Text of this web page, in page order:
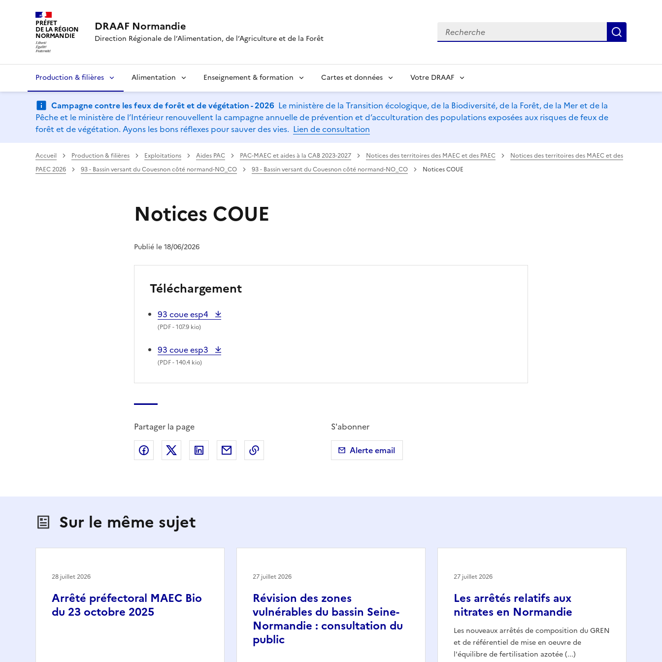
PRÉFET
DE LA RÉGION
NORMANDIE
DRAAF Normandie
Direction Régionale de l’Alimentation, de l’Agriculture et de la Forêt
Recherche
Production & filières Alimentation Enseignement & formation Cartes et données Votre DRAAF
Campagne contre les feux de forêt et de végétation - 2026 Le ministère de la Transition écologique, de la Biodiversité, de la Forêt, de la Mer et de la
Pêche et le ministère de l’Intérieur renouvellent la campagne annuelle de prévention et d’acculturation des populations exposées aux risques de feux de
forêt et de végétation. Ayons les bons réflexes pour sauver des vies. Lien de consultation
Accueil Production & filières Exploitations Aides PAC PAC-MAEC et aides à la CAB 2023-2027 Notices des territoires des MAEC et des PAEC
Notices des territoires des MAEC et des
PAEC 2026
93 - Bassin versant du Couesnon côté normand-NO_CO 93 - Bassin versant du Couesnon côté normand-NO_CO Notices COUE
Notices COUE
Publié le 18/06/2026
Téléchargement
93 coue esp4
(PDF- 107.9 kio)
93 coue esp3
(PDF- 140.4 kio)
Partager la page
Partager sur Facebook
Partager sur X (anciennement Twitter)
Partager sur LinkedIn
Partager par emailCopier dans le presse-papier
S'abonner
Alerte email
Sur le même sujet
Arrêté préfectoral MAEC Bio
du 23 octobre 2025
28 juillet 2026
Révision des zones
vulnérables du bassin Seine-
Normandie : consultation du
public
27 juillet 2026
Les arrêtés relatifs aux
nitrates en Normandie
Les nouveaux arrêtés de composition du GREN
et de référentiel de mise en oeuvre de
l'équilibre de fertilisation azotée (...)
27 juillet 2026